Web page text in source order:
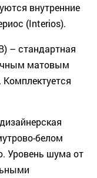
внутренние
(Interios).
– стандартная
матовым
белом
Уровень шума от